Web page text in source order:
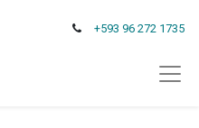
+593 96 272 1735